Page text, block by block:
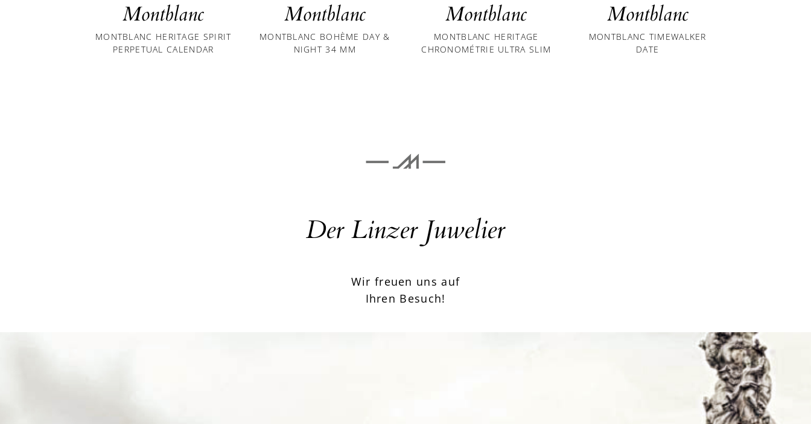
Montblanc
MONTBLANC HERITAGE SPIRIT
PERPETUAL CALENDAR
Montblanc
MONTBLANC BOHÈME DAY &
NIGHT 34 MM
Montblanc
MONTBLANC HERITAGE
CHRONOMÉTRIE ULTRA SLIM
Montblanc
MONTBLANC TIMEWALKER
DATE
Der Linzer Juwelier
Wir freuen uns auf
Ihren Besuch!